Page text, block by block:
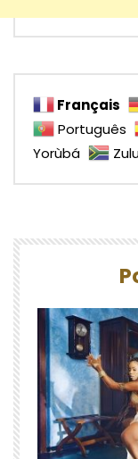
Français
Português
Yorùbá